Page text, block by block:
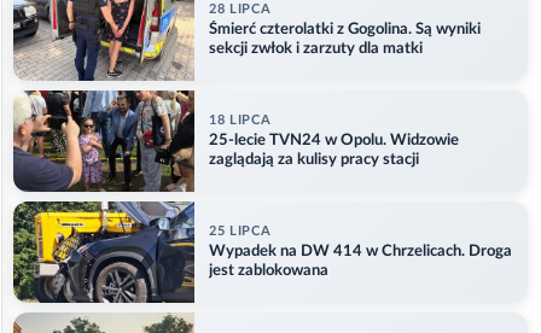
28 LIPCA
Śmierć czterolatki z Gogolina. Są wyniki
sekcji zwłok i zarzuty dla matki
18 LIPCA
25-lecie TVN24 w Opolu. Widzowie
zaglądają za kulisy pracy stacji
25 LIPCA
Wypadek na DW 414 w Chrzelicach. Droga
jest zablokowana